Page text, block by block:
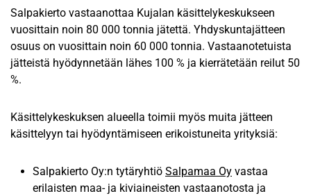
Salpakierto vastaanottaa Kujalan käsittelykeskukseen
vuosittain noin 80 000 tonnia jätettä. Yhdyskuntajätteen
osuus on vuosittain noin 60 000 tonnia. Vastaanotetuista
jätteistä hyödynnetään lähes 100 % ja kierrätetään reilut 50
%.
Käsittelykeskuksen alueella toimii myös muita jätteen
käsittelyyn tai hyödyntämiseen erikoistuneita yrityksiä:
Salpakierto Oy:n tytäryhtiö Salpamaa Oy vastaa
erilaisten maa- ja kiviaineisten vastaanotosta ja